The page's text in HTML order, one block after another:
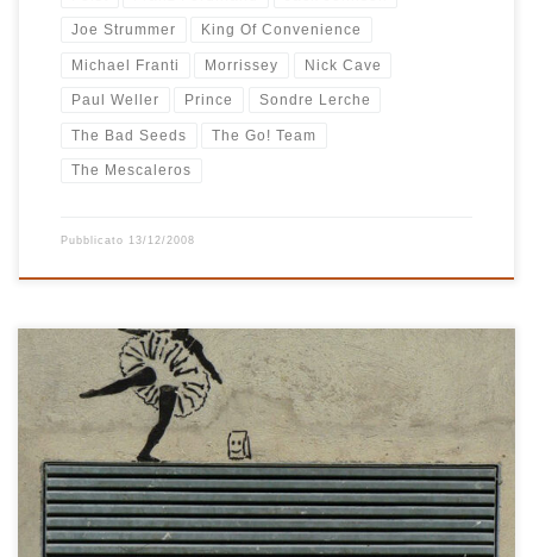
Joe Strummer King Of Convenience
Michael Franti Morrissey Nick Cave
Paul Weller Prince Sondre Lerche
The Bad Seeds The Go! Team
The Mescaleros
Pubblicato 13/12/2008
Questa playlist ruota tutta intorno allo strepitoso brano iniziale di
Nneka. Da quando l’ho scoperto penso di avere ascoltato
Heartbeat a ripetizione più di una volta al giorno, mi è entrato in
testa e alla fine è nata questa playlist davvero bella, contenente
alcune chicche davvero preziose: tra tutte l’ennesima […]